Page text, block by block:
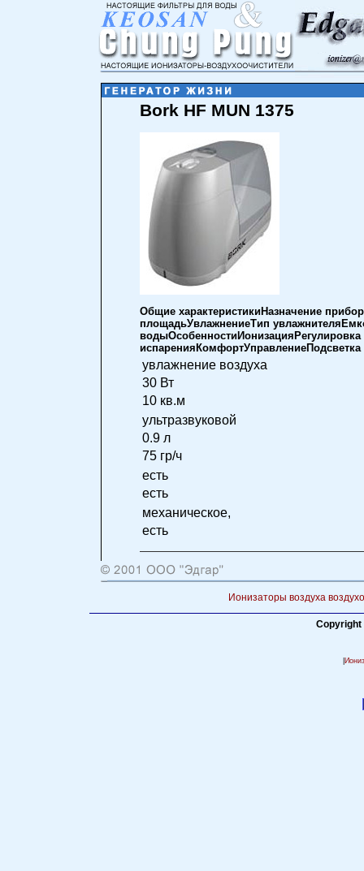
Bork HF MUN 1375
Общие характеристикиНазначение
площадьУвлажнениеТип
водыОсобенностиИонизацияРегулировка
испаренияКомфортУправлениеПодсветка
увлажнение воздуха
30 Вт
10 кв.м
ультразвуковой
0.9 л
75 гр/ч
есть
есть
механическое,
есть
Ионизаторы воздуха
Copyright